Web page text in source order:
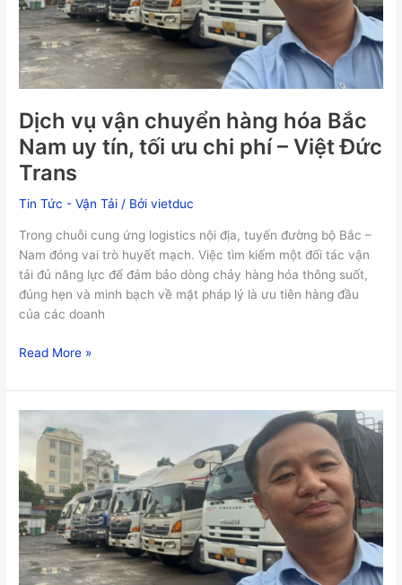
Dịch vụ vận chuyển hàng hóa Bắc
Nam uy tín, tối ưu chi phí – Việt Đức
Trans
Tin Tức - Vận Tải / Bởivietduc
Trong chuỗi cung ứng logistics nội địa, tuyến đường bộ Bắc –
Nam đóng vai trò huyết mạch. Việc tìm kiếm một đối tác vận
tải đủ năng lực để đảm bảo dòng chảy hàng hóa thông suốt,
đúng hẹn và minh bạch về mặt pháp lý là ưu tiên hàng đầu
của các doanh
Bắc
Nam
uy
tín,
tối
ưu
chi
phí
–
Đức
Trans
Read More »
biệt
nhiệm
của
nhà
xe
và
công